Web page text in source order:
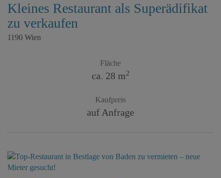
Kleines Restaurant als Superädifikat
zu verkaufen
1190 Wien
Fläche
ca. 28 m2
Kaufpreis
auf Anfrage